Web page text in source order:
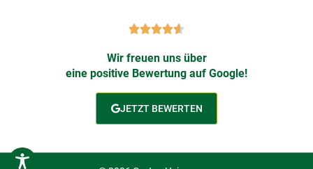
Wir freuen uns über
eine positive Bewertung auf Google!
JETZT BEWERTEN